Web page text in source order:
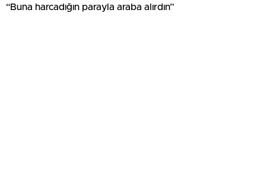
“Buna harcadığın parayla araba alırdın”